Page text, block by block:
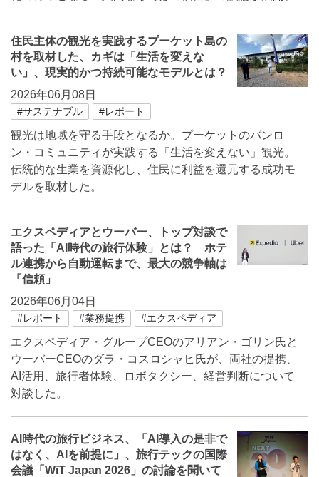
住民主体の観光を実践するプーケット島の
村を取材した、カギは「生活を変えな
い」、現実的かつ持続可能なモデルとは？
2026年06月08日
#サステナブル #レポート
観光は地域を守る手段となるか。プーケットのバンロ
ン・コミュニティが実践する「生活を変えない」観光。
伝統的な生業を資源化し、住民に利益を還元する成功モ
デルを取材した。
エクスペディアとウーバー、トップ対談で
語った「AI時代の旅行体験」とは？ ホテ
ル連携から自動運転まで、最大の競争軸は
「信頼」
2026年06月04日
#レポート #業務提携 #エクスペディア
エクスペディア・グループCEOのアリアン・ゴリン氏と
ウーバーCEOのダラ・コスロシャヒ氏が、両社の提携、
AI活用、旅行者体験、ロボタクシー、経営判断について
対談した。
AI時代の旅行ビジネス、「AI導入の是非で
はなく、AIを前提に」、旅行テックの国際
会議「WiT Japan 2026」の討論を聞いて